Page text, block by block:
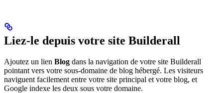
Liez-le depuis votre site Builderall
Ajoutez un lien Blog dans la navigation de votre site Builderall
pointant vers votre sous-domaine de blog hébergé. Les visiteurs
naviguent facilement entre votre site principal et votre blog, et
Google indexe les deux sous votre domaine.